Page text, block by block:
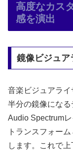
高度なカス
感を演出
鏡像ビジュア
音楽ビジュアラ
半分の鏡像になる
Audio Spectrum
トランスフォー
します。これで